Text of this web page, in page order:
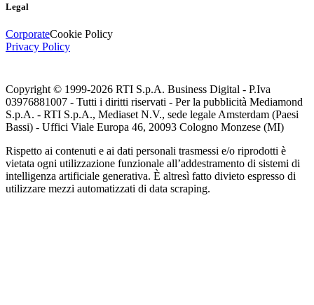
Legal
CorporateCookie Policy
Privacy Policy
Copyright © 1999-2026 RTI S.p.A. Business Digital - P.Iva
03976881007 - Tutti i diritti riservati - Per la pubblicità Mediamond
S.p.A. - RTI S.p.A., Mediaset N.V., sede legale Amsterdam (Paesi
Bassi) - Uffici Viale Europa 46, 20093 Cologno Monzese (MI)
Rispetto ai contenuti e ai dati personali trasmessi e/o riprodotti è
vietata ogni utilizzazione funzionale all’addestramento di sistemi di
intelligenza artificiale generativa. È altresì fatto divieto espresso di
utilizzare mezzi automatizzati di data scraping.